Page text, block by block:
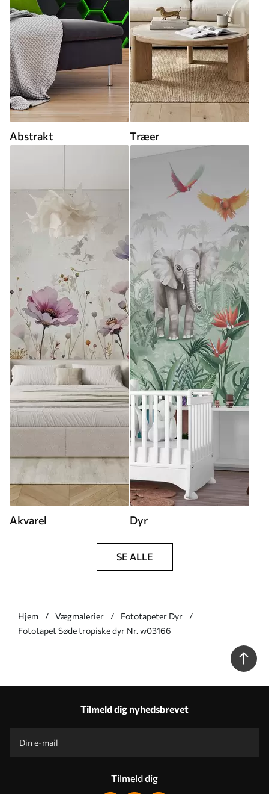
Abstrakt Træer
Akvarel Dyr
SE ALLE
Hjem Vægmalerier
Fototapeter Dyr
Fototapet Søde tropiske dyr Nr. w03166
Tilmeld dig nyhedsbrevet
Tilmeld dig